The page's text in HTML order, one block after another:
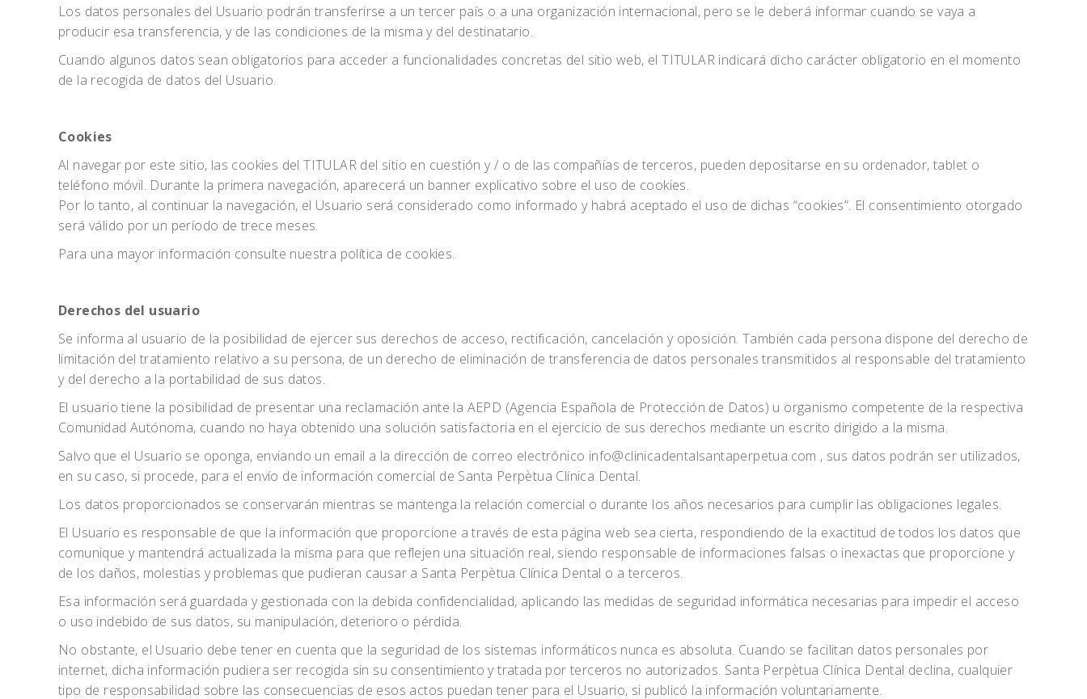
Los datos personales del Usuario podrán transferirse a un tercer país o a una organización internacional, pero se le deberá informar cuando se vaya a
producir esa transferencia, y de las condiciones de la misma y del destinatario.
Cuando algunos datos sean obligatorios para acceder a funcionalidades concretas del sitio web, el TITULAR indicará dicho carácter obligatorio en el momento
de la recogida de datos del Usuario.
Cookies
Al navegar por este sitio, las cookies del TITULAR del sitio en cuestión y / o de las compañías de terceros, pueden depositarse en su ordenador, tablet o
teléfono móvil. Durante la primera navegación, aparecerá un banner explicativo sobre el uso de cookies.
Por lo tanto, al continuar la navegación, el Usuario será considerado como informado y habrá aceptado el uso de dichas “cookies”. El consentimiento otorgado
será válido por un período de trece meses.
Para una mayor información consulte nuestra política de cookies.
Derechos del usuario
Se informa al usuario de la posibilidad de ejercer sus derechos de acceso, rectificación, cancelación y oposición. También cada persona dispone del derecho de
limitación del tratamiento relativo a su persona, de un derecho de eliminación de transferencia de datos personales transmitidos al responsable del tratamiento
y del derecho a la portabilidad de sus datos.
El usuario tiene la posibilidad de presentar una reclamación ante la AEPD (Agencia Española de Protección de Datos) u organismo competente de la respectiva
Comunidad Autónoma, cuando no haya obtenido una solución satisfactoria en el ejercicio de sus derechos mediante un escrito dirigido a la misma.
Salvo que el Usuario se oponga, enviando un email a la dirección de correo electrónico info@clinicadentalsantaperpetua.com , sus datos podrán ser utilizados,
en su caso, si procede, para el envío de información comercial de Santa Perpètua Clínica Dental.
Los datos proporcionados se conservarán mientras se mantenga la relación comercial o durante los años necesarios para cumplir las obligaciones legales.
El Usuario es responsable de que la información que proporcione a través de esta página web sea cierta, respondiendo de la exactitud de todos los datos que
comunique y mantendrá actualizada la misma para que reflejen una situación real, siendo responsable de informaciones falsas o inexactas que proporcione y
de los daños, molestias y problemas que pudieran causar a Santa Perpètua Clínica Dental o a terceros.
Esa información será guardada y gestionada con la debida confidencialidad, aplicando las medidas de seguridad informática necesarias para impedir el acceso
o uso indebido de sus datos, su manipulación, deterioro o pérdida.
No obstante, el Usuario debe tener en cuenta que la seguridad de los sistemas informáticos nunca es absoluta. Cuando se facilitan datos personales por
internet, dicha información pudiera ser recogida sin su consentimiento y tratada por terceros no autorizados. Santa Perpètua Clínica Dental declina, cualquier
tipo de responsabilidad sobre las consecuencias de esos actos puedan tener para el Usuario, si publicó la información voluntariamente.